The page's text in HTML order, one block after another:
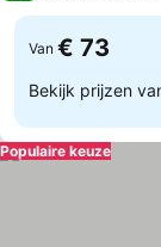
Van € 73
Bekijk prijzen
Populaire keuze